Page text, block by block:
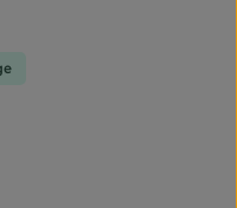
5 Sternen